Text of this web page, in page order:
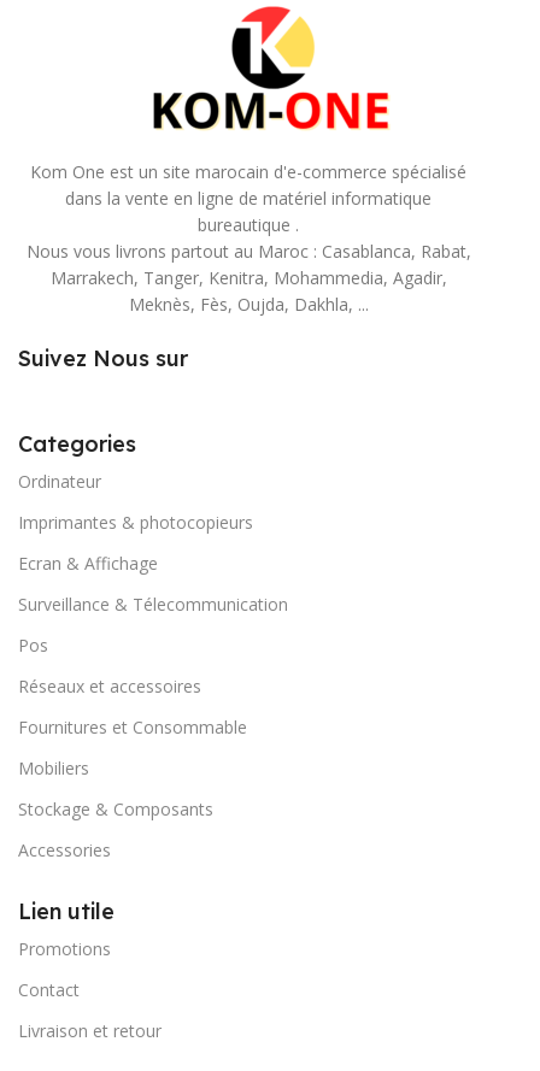
Kom One est un site marocain d'e-commerce spécialisé
dans la vente en ligne de matériel informatique
bureautique .
Nous vous livrons partout au Maroc : Casablanca, Rabat,
Marrakech, Tanger, Kenitra, Mohammedia, Agadir,
Meknès, Fès, Oujda, Dakhla, ...
Suivez Nous sur
Categories
Ordinateur
Imprimantes & photocopieurs
Ecran & Affichage
Surveillance & Télecommunication
Pos
Réseaux et accessoires
Fournitures et Consommable
Mobiliers
Stockage & Composants
Accessories
Lien utile
Promotions
Contact
Livraison et retour